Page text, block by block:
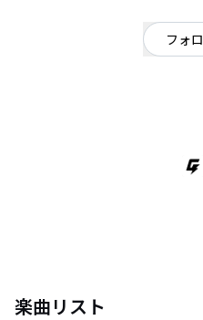
フォ
に、台湾の人情と世の習慣・祭り
楽曲リスト